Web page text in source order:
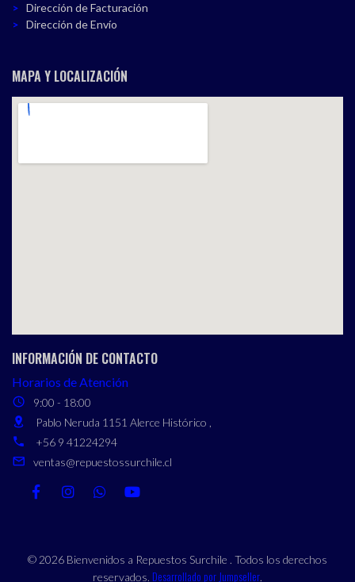
Dirección de Facturación
Dirección de Envío
MAPA Y LOCALIZACIÓN
INFORMACIÓN DE CONTACTO
Horarios de Atención
9:00 - 18:00
Pablo Neruda 1151 Alerce Histórico ,
+56 9 41224294
ventas@repuestossurchile.cl
© 2026 Bienvenidos a Repuestos Surchile . Todos los derechos
reservados. Desarrollado por Jumpseller.